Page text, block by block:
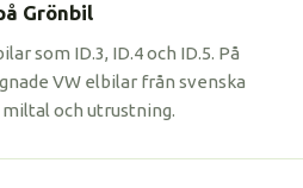
Grönbil
som ID.3, ID.4 och ID.5. På
VW elbilar från svenska
och utrustning.